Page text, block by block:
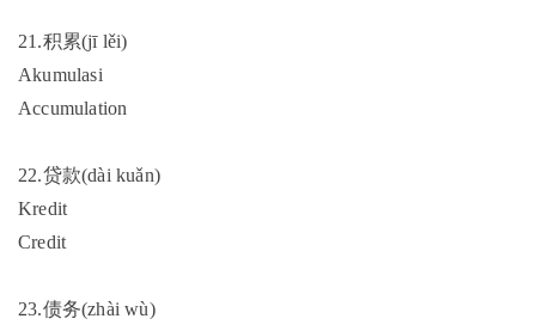
21.积累(jī lěi)
Akumulasi
Accumulation
22.贷款(dài kuǎn)
Kredit
Credit
23.债务(zhài wù)